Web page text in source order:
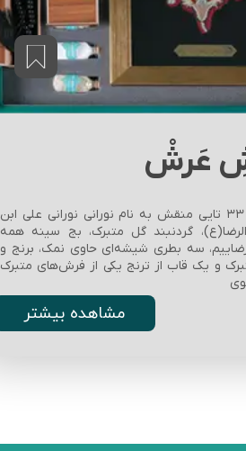
تسبیح ۳۳ تایی منقش به نام نورانی نورانی علی ابن
گردنبند گل متبرک، بج سینه همه
سه بطری شیشه‌ای حاوی نمک، برنج و
و یک قاب از ترنج یکی از فرش‌های متبرک
مشاهده بیشتر
عَرشْ